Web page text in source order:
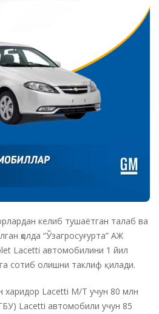
келиб тушаётган талаб ва
ҳолда “Ўзагросуғурта” АЖ
Lacetti автомобилини 1 йил
сотиб олишни таклиф қилади.
харидор Lacetti M/T учун 80 млн
Lacetti автомобили учун 85